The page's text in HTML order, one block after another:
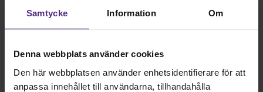
Samtycke Information Om
Denna webbplats använder cookies
Den här webbplatsen använder enhetsidentifierare för att
anpassa innehållet till användarna, tillhandahålla
Kansliet
Kanslipersonalen